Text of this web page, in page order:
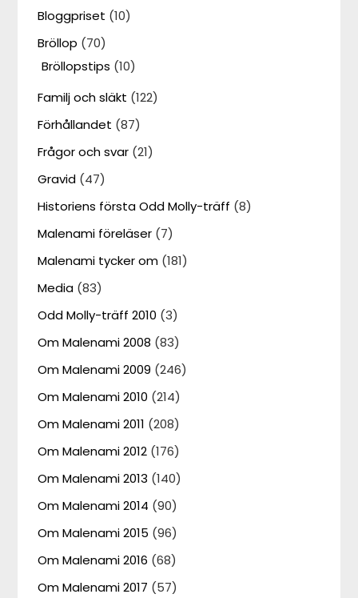
Bloggpriset (10)
Bröllop (70)
Bröllopstips (10)
Familj och släkt (122)
Förhållandet (87)
Frågor och svar (21)
Gravid (47)
Historiens första Odd Molly-träff (8)
Malenami föreläser (7)
Malenami tycker om (181)
Media (83)
Odd Molly-träff 2010 (3)
Om Malenami 2008 (83)
Om Malenami 2009 (246)
Om Malenami 2010 (214)
Om Malenami 2011 (208)
Om Malenami 2012 (176)
Om Malenami 2013 (140)
Om Malenami 2014 (90)
Om Malenami 2015 (96)
Om Malenami 2016 (68)
Om Malenami 2017 (57)